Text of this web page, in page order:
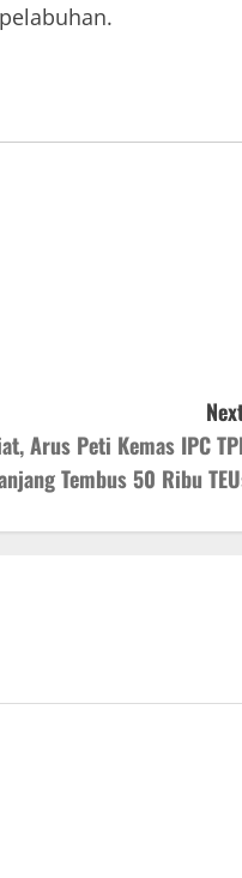
Arus Peti Kemas IPC
Tembus 50 Ribu